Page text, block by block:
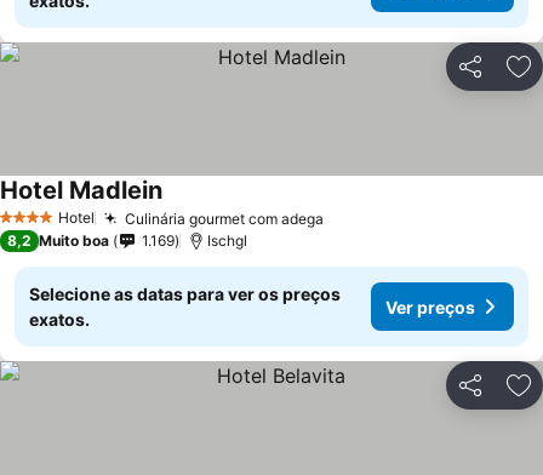
Partilhar
4 EstrelasHotel Culinária gourmet com adega
Hotel MadleinVer preços
8,2 Muito boa 1.169 Ischgl
Selecione as datas para ver os preços
exatos.
Ver preços
Partilhar